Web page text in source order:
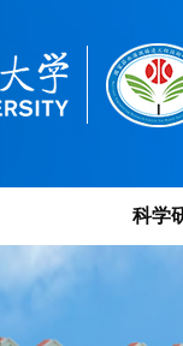
科学